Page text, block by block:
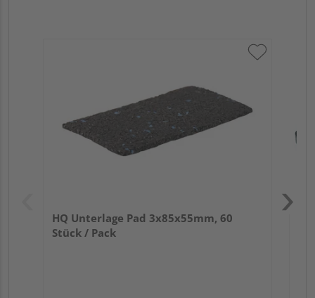
HQ Unterlage Pad 3x85x55mm, 60
Stück / Pack